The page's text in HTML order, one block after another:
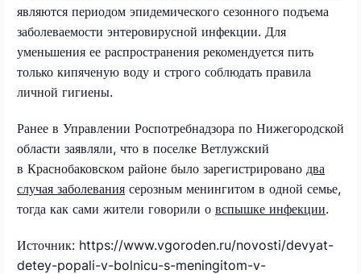
являются периодом эпидемического сезонного подъема
заболеваемости энтеровирусной инфекции. Для
уменьшения ее распространения рекомендуется пить
только кипяченую воду и строго соблюдать правила
личной гигиены.
Ранее в Управлении Роспотребнадзора по Нижегородской
области заявляли, что в поселке Ветлужский
в Краснобаковском районе было зарегистрировано два
случая заболевания серозным менингитом в одной семье,
тогда как сами жители говорили о вспышке инфекции.
Источник: https://www.vgoroden.ru/novosti/devyat-
detey-popali-v-bolnicu-s-meningitom-v-